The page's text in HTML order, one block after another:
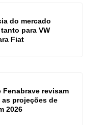
do mercado
para VW
Fiat
Fenabrave revisam
as projeções de
2026